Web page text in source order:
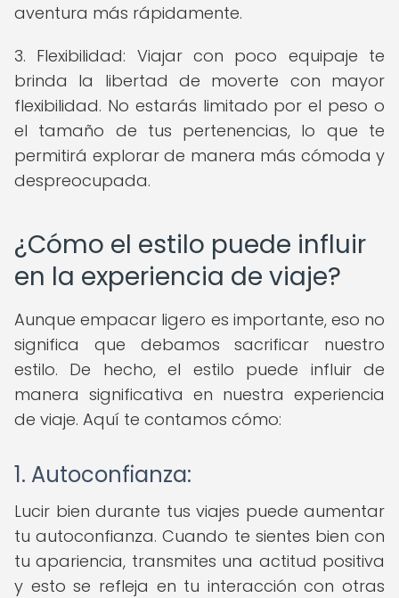
aventura más rápidamente.
3. Flexibilidad: Viajar con poco equipaje te
brinda la libertad de moverte con mayor
flexibilidad. No estarás limitado por el peso o
el tamaño de tus pertenencias, lo que te
permitirá explorar de manera más cómoda y
despreocupada.
¿Cómo el estilo puede influir
en la experiencia de viaje?
Aunque empacar ligero es importante, eso no
significa que debamos sacrificar nuestro
estilo. De hecho, el estilo puede influir de
manera significativa en nuestra experiencia
de viaje. Aquí te contamos cómo:
1. Autoconfianza:
Lucir bien durante tus viajes puede aumentar
tu autoconfianza. Cuando te sientes bien con
tu apariencia, transmites una actitud positiva
y esto se refleja en tu interacción con otras